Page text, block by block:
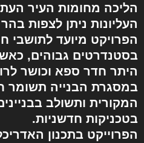
הליכה מחומות העיר
העליונות ניתן לצפות
הפרויקט מיועד לתושבי
בסטנדרטים גבוהים,
היתר חדר ספא וכושר
במסגרת הבנייה תשומר
המקורית ותשולב
בטכניקות חדשניות.
הפרוייקט בתכנון